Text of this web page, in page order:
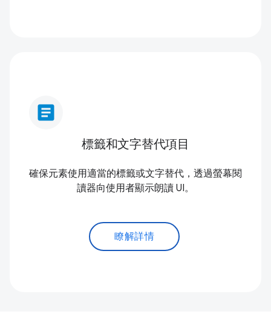
article
標籤和文字替代項目
確保元素使用適當的標籤或文字替代，透過螢幕閱
讀器向使用者顯示朗讀 UI。
瞭解詳情